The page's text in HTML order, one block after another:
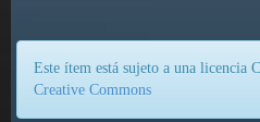
Este ítem está sujeto a una licencia
Creative Commons